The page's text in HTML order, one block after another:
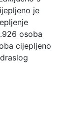
je
osoba
cijepljeno